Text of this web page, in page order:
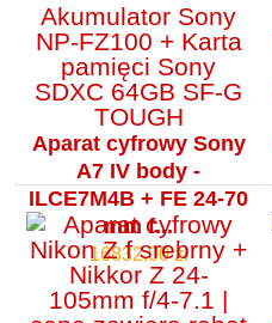
Aparat cyfrowy Sony
A7 IV body -
ILCE7M4B + FE 24-70
mm f...
16832.00 zł